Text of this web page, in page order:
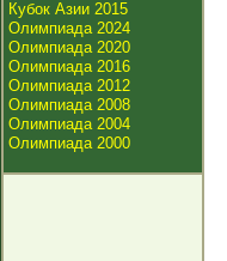
Кубок Азии 2015
Олимпиада 2024
Олимпиада 2020
Олимпиада 2016
Олимпиада 2012
Олимпиада 2008
Олимпиада 2004
Олимпиада 2000